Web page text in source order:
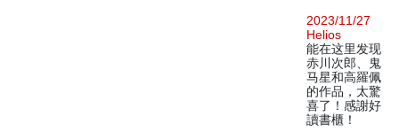
2023/11/27
Helios
能在这里发现
赤川次郎、鬼
马星和高羅佩
的作品，太驚
喜了！感謝好
讀書櫃！